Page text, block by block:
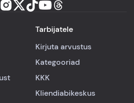
Tarbijatele
Kirjuta arvustus
Kategooriad
KKK
Kliendiabikeskus